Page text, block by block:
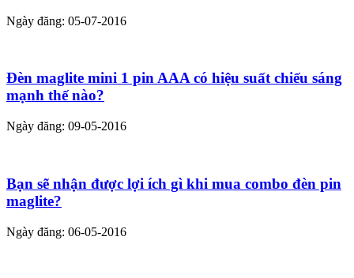
Ngày đăng: 05-07-2016
Đèn maglite mini 1 pin AAA có hiệu suất chiếu sáng
mạnh thế nào?
Ngày đăng: 09-05-2016
Bạn sẽ nhận được lợi ích gì khi mua combo đèn pin
maglite?
Ngày đăng: 06-05-2016